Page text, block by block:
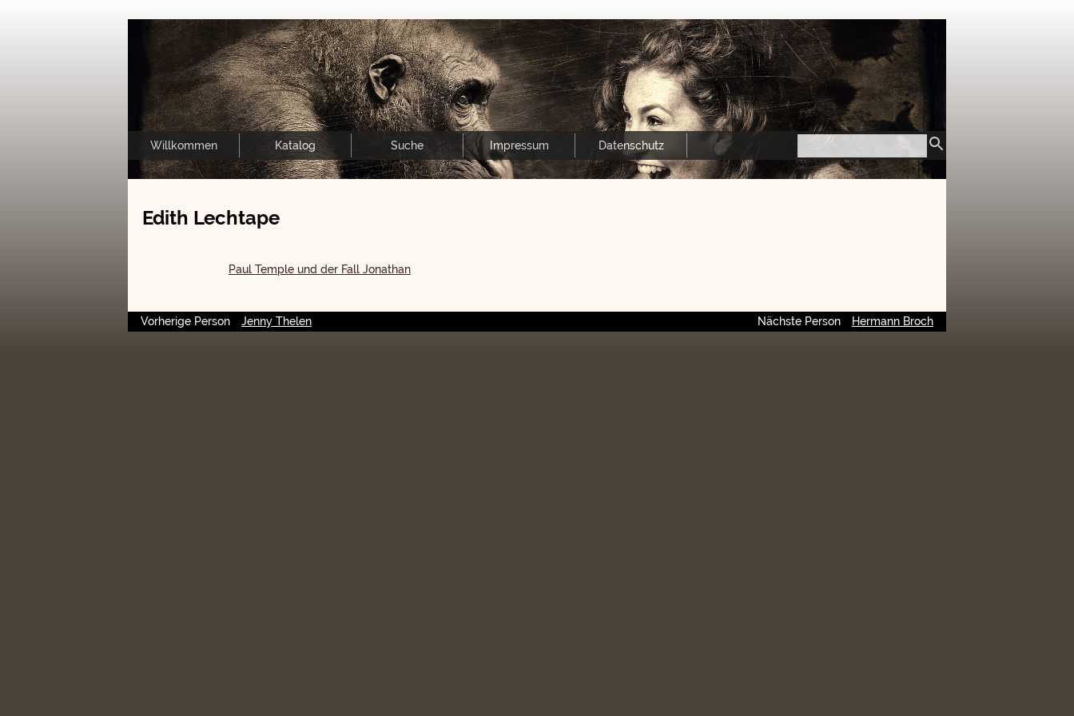
Willkommen Katalog Suche Impressum Datenschutz
Edith Lechtape
Paul Temple und der Fall Jonathan
Vorherige Person Jenny Thelen Nächste Person Hermann Broch